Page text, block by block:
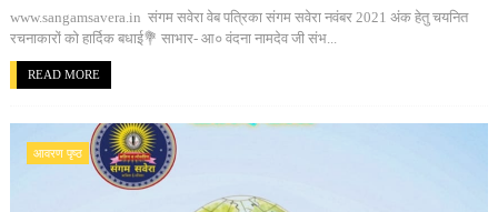
www.sangamsavera.in संगम सवेरा वेब पत्रिका संगम सवेरा नवंबर 2021 अंक हेतु चयनित
रचनाकारों को हार्दिक बधाई💐 साभार- आ० वंदना नामदेव जी संभ...
READ MORE
आवरण पृष्ठ